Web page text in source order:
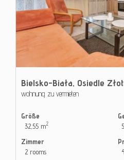
Bielsko-Biała, Osiedle
wohnung zu vermieten
Größe
32,55 m2
Zimmer
2 rooms